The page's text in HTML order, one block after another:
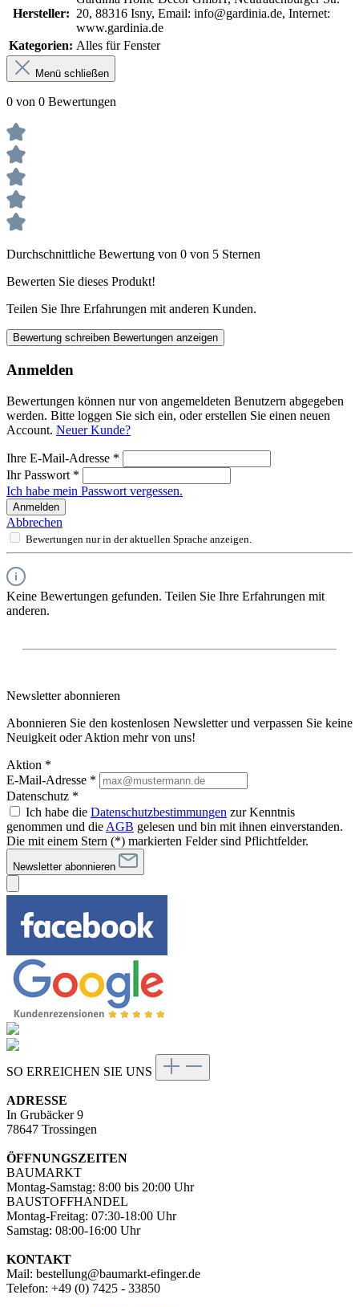
Hersteller: 20, 88316 Isny, Email: info@gardinia.de, Internet:
www.gardinia.de
Kategorien: Alles für Fenster
Menü schließen
0 von 0 Bewertungen
Durchschnittliche Bewertung von 0 von 5 Sternen
Bewerten Sie dieses Produkt!
Teilen Sie Ihre Erfahrungen mit anderen Kunden.
Bewertung schreiben Bewertungen anzeigen
Anmelden
Bewertungen können nur von angemeldeten Benutzern abgegeben
werden. Bitte loggen Sie sich ein, oder erstellen Sie einen neuen
Account. Neuer Kunde?
Ihre E-Mail-Adresse *
Ihr Passwort *
Ich habe mein Passwort vergessen.
Anmelden
Abbrechen
Bewertungen nur in der aktuellen Sprache anzeigen.
Keine Bewertungen gefunden. Teilen Sie Ihre Erfahrungen mit
anderen.
Newsletter abonnieren
Abonnieren Sie den kostenlosen Newsletter und verpassen Sie keine
Neuigkeit oder Aktion mehr von uns!
Aktion *
E-Mail-Adresse *
Datenschutz *
Ich habe die Datenschutzbestimmungen zur Kenntnis
genommen und die AGB gelesen und bin mit ihnen einverstanden.
Die mit einem Stern (*) markierten Felder sind Pflichtfelder.
Newsletter abonnieren
SO ERREICHEN SIE UNS
ADRESSE
In Grubäcker 9
78647 Trossingen
ÖFFNUNGSZEITEN
BAUMARKT
Montag-Samstag: 8:00 bis 20:00 Uhr
BAUSTOFFHANDEL
Montag-Freitag: 07:30-18:00 Uhr
Samstag: 08:00-16:00 Uhr
KONTAKT
Mail: bestellung@baumarkt-efinger.de
Telefon: +49 (0) 7425 - 33850